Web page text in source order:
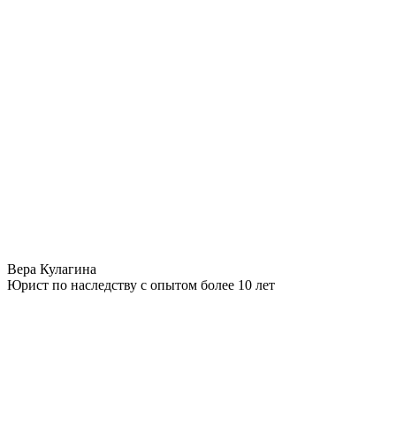
Вера Кулагина
Юрист по наследству с опытом более 10 лет